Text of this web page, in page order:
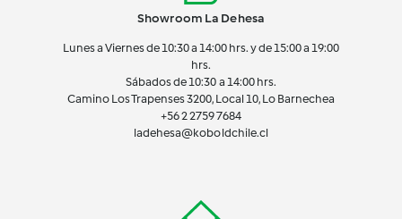
Showroom La Dehesa
Lunes a Viernes de 10:30 a 14:00 hrs. y de 15:00 a 19:00
hrs.
Sábados de 10:30 a 14:00 hrs.
Camino Los Trapenses 3200, Local 10, Lo Barnechea
+56 22759 7684
ladehesa@koboldchile.cl